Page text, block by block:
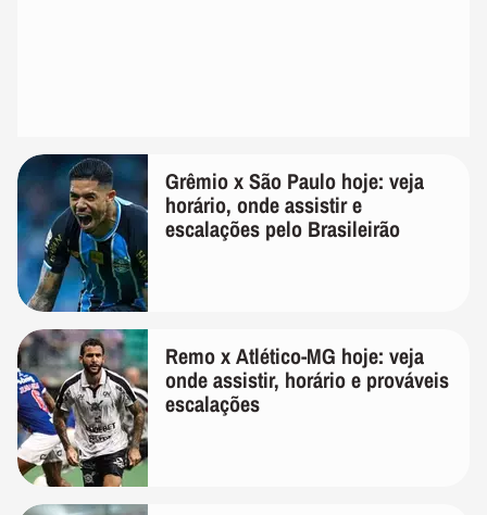
Grêmio x São Paulo hoje: veja
horário, onde assistir e
escalações pelo Brasileirão
Remo x Atlético-MG hoje: veja
onde assistir, horário e prováveis
escalações